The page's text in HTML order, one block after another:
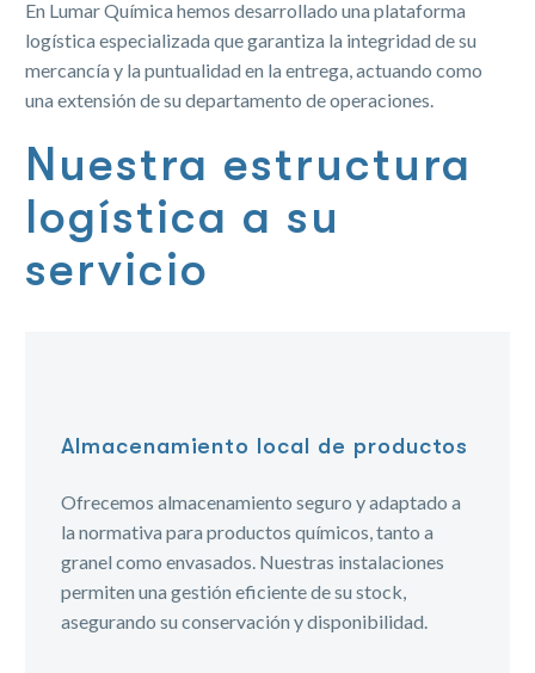
En Lumar Química hemos desarrollado una plataforma
logística especializada que garantiza la integridad de su
mercancía y la puntualidad en la entrega, actuando como
una extensión de su departamento de operaciones.
Nuestra estructura
logística a su
servicio
Almacenamiento local de productos
Ofrecemos almacenamiento seguro y adaptado a
la normativa para productos químicos, tanto a
granel como envasados. Nuestras instalaciones
permiten una gestión eficiente de su stock,
asegurando su conservación y disponibilidad.